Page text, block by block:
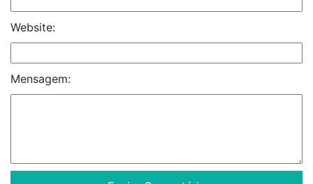
Website:
Mensagem: